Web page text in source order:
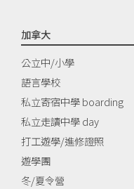
加拿大
公立中/小學
語言學校
私立寄宿中學 boarding
私立走讀中學 day
打工遊學/進修證照
遊學團
冬/夏令營